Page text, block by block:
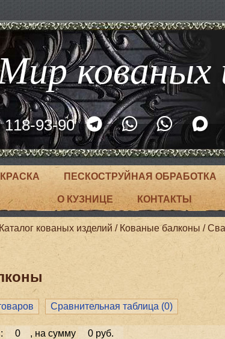
кованых
118-93-90
ПЕСКОСТРУЙНАЯ ОБРАБОТКА
О КУЗНИЦЕ КОНТАКТЫ
Каталог кованых изделий / Кованые балконы /
Сравнительная таблица (0)
0 , на сумму 0 руб.